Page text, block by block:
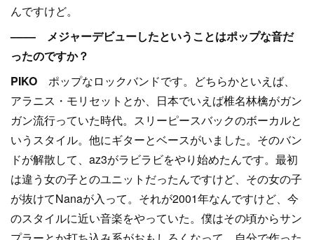
んですけど。
–––– メジャーデビューしたということはポップな音だ
ったのですか？
PIKO ポップなロックバンドです。どちらかといえば、
アラニス・モリセットとか、日本でいえば椎名林檎がガン
ガン流行っていた時代。スリーピースバックのボーカルと
いうスタイル。他にギターとベースがいました。そのバン
ドが解散して、az3がラビラビをやり始めたんです。最初
は違う女の子とのユニットだったんですけど、その女の子
が抜けてNanaが入って。それが2001年なんですけど、今
のスタイルに近い音楽をやっていた。僕はその頃からサン